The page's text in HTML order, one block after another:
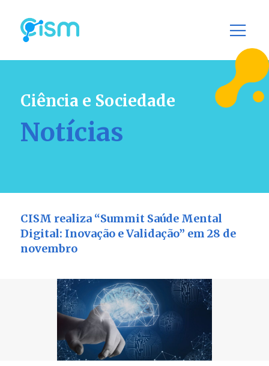
Ciência e Sociedade
Notícias
CISM realiza “Summit Saúde Mental
Digital: ⁠Inovação e Validação” em 28 de
novembro